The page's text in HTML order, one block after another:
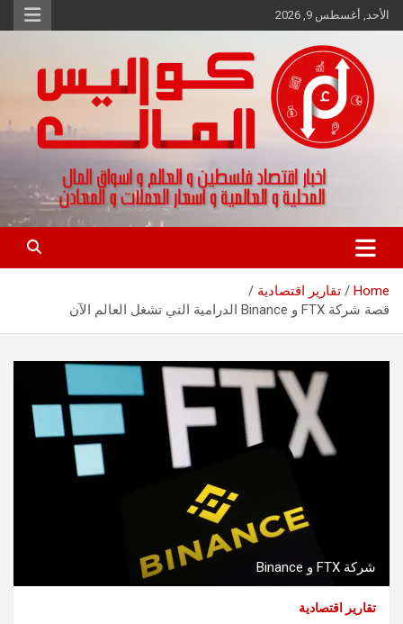
Skip
to
الأحد, أغسطس 9, 2026
كواليس المال
اخبار اقتصاد فلسطين و العالم و تقارير اسواق المال و العملات
Home
تقارير اقتصادية
قصة شركة FTX و Binance الدرامية التي تشغل العالم الآن
شركة FTX و Binance
تقارير اقتصادية